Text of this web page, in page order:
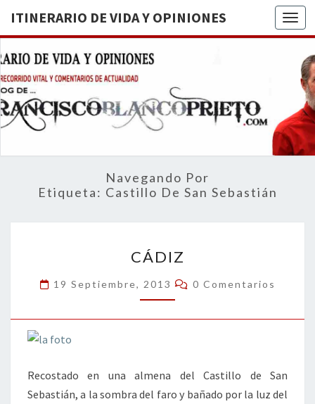
ITINERARIO DE VIDA Y OPINIONES
DE
BREVE
RECORRIDO
VITAL Y
ACTUALIDAD
Navegando Por
Etiqueta: Castillo De San Sebastián
CÁDIZ
19 Septiembre, 2013 Comentarios
0 Comentarios
Recostado en una almena del Castillo de San
Sebastián, a la sombra del faro y bañado por la luz del